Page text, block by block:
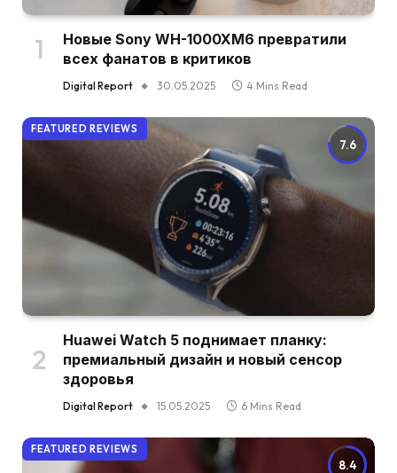
Новые Sony WH-1000XM6 превратили
всех фанатов в критиков
Digital Report 30.05.2025 4 Mins Read
7.6
FEATURED REVIEWS
Huawei Watch 5 поднимает планку:
премиальный дизайн и новый сенсор
здоровья
Digital Report 15.05.2025 6 Mins Read
8.4
FEATURED REVIEWS